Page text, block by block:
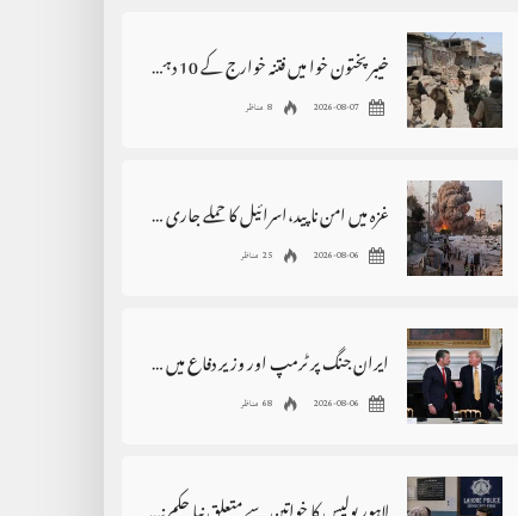
خیبر پختون خوا میں فتنہ خوارج کے 10 دہشت گرد ہلاک
2026-08-07 8 مناظر
غزہ میں امن ناپید،اسرائیل کا حملے جاری رکھنے کا اعلان
2026-08-06 25 مناظر
ایران جنگ پر ٹرمپ اور وزیر دفاع میں اختلافات کی خبروں کی تردید
2026-08-06 68 مناظر